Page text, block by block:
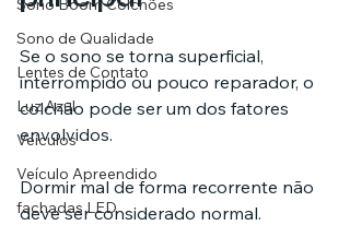
Sono Boom Colchões
Sono de Qualidade
Lentes de Contato
Luz Azul
Veículos
Veículo Apreendido
fachadas LED
Se o sono se torna superficial,
interrompido ou pouco reparador, o
colchão pode ser um dos fatores
envolvidos.
Dormir mal de forma recorrente não
deve ser considerado normal.